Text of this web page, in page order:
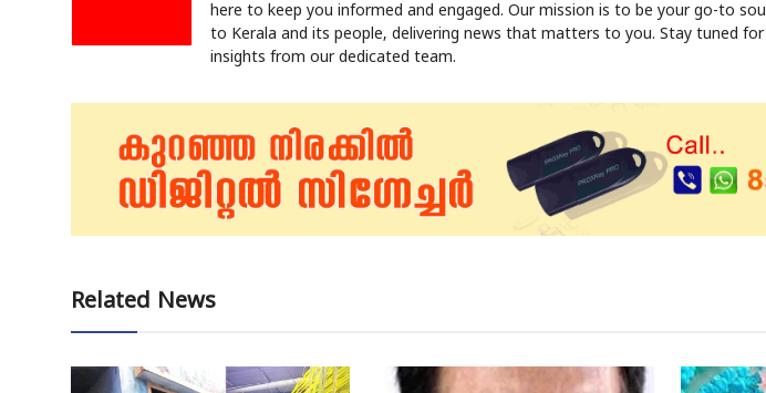
here to keep you informed and engaged. Our mission is to be your go-to
to Kerala and its people, delivering news that matters to you. Stay tuned
insights from our dedicated team.
Related News